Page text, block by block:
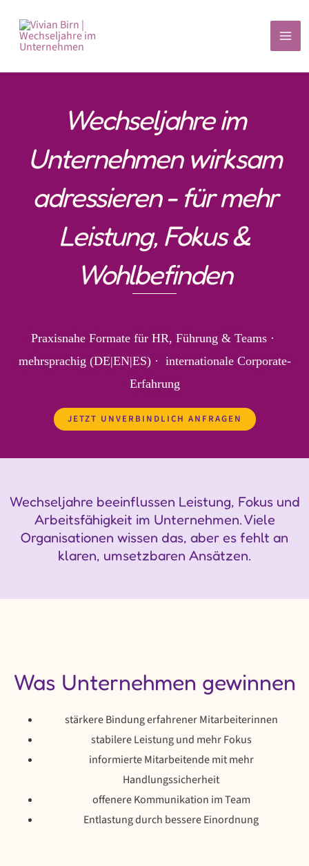
Inhalt
springen
Wechseljahre im
Unternehmen wirksam
adressieren - für mehr
Leistung, Fokus &
Wohlbefinden
Praxisnahe Formate für HR, Führung & Teams ·
mehrsprachig (DE|EN|ES) · internationale Corporate-
Erfahrung
JETZT UNVERBINDLICH ANFRAGEN
Wechseljahre beeinflussen Leistung, Fokus und
Arbeitsfähigkeit im Unternehmen. Viele
Organisationen wissen das, aber es fehlt an
klaren, umsetzbaren Ansätzen.
Was Unternehmen gewinnen
stärkere Bindung erfahrener Mitarbeiterinnen
stabilere Leistung und mehr Fokus
informierte Mitarbeitende mit mehr
Handlungssicherheit
offenere Kommunikation im Team
Entlastung durch bessere Einordnung